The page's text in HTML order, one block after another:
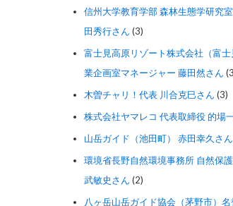
信州大学教育学部 森林生態学研究
田秀行さん (3)
富士見高原リゾート株式会社（富
業企画室マネージャー 藤田然さん
木曽チャリ！代表 川合克巳さん (3)
株式会社ヤマレコ 代表取締役 的場
山岳ガイド（池田町） 赤田幸久さん
環境省長野自然環境事務所 自然保
武敏史さん (2)
八ヶ岳山岳ガイド協会（茅野市）